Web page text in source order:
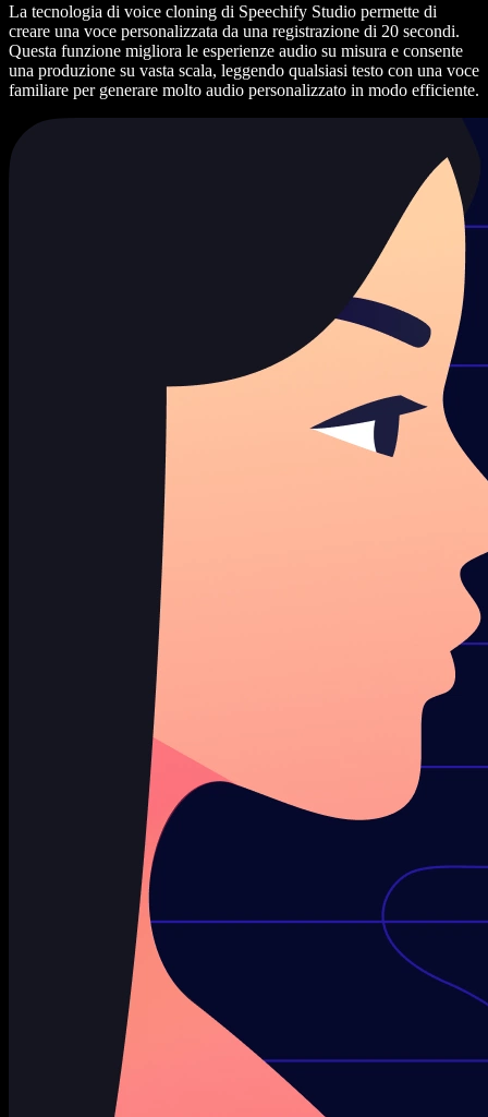
La tecnologia di voice cloning di Speechify Studio permette di
creare una voce personalizzata da una registrazione di 20 secondi.
Questa funzione migliora le esperienze audio su misura e consente
una produzione su vasta scala, leggendo qualsiasi testo con una voce
familiare per generare molto audio personalizzato in modo efficiente.